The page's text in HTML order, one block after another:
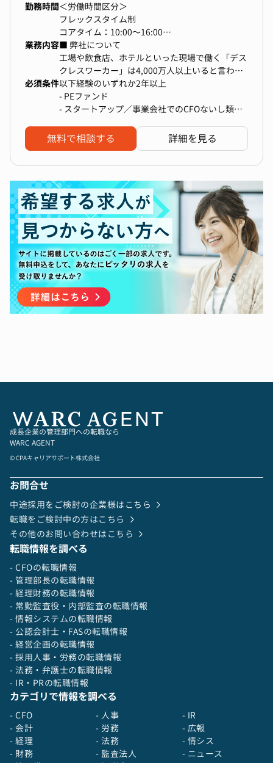
当グループについて
￣￣￣￣￣￣￣￣￣￣￣￣￣￣￣￣￣
創業19年目を迎えた弊社は、4つの事業領域、16
事業にて異業種多角展開しているホールディング
スカンパニーです。
異業種×多角化経営を進めており、自社からのイ
ンキュベーション（新規事業の立ち上げ）や、
M&Aを行い、30期までに100事業の創出を目指し
ています！
構築・改善
・外部パートナー（監査法人・税理士法人・金
融機関など）との連携・対応
===
---
[業務内容：変更の範囲] 会社の定める業務 (※た
だし、業務の都合により変更する場合がある)
---
▼期待する役割とキャリアパス▼
DX・Web制作マッチングプラットフォーム企業
の経営陣の一員として、企業価値の向上・企業フ
ェーズの変化を最前線で体感できるポジションで
す。
勤務時間＜労働時間区分＞
フレックスタイム制
コアタイム：10:00～16:00
フレキシブルタイム：8:00～11:00、16:00～
20:00
休憩時間：60分
時間外労働有無：有
＜標準的な勤務時間帯＞
業務内容■ 弊社について
工場や飲食店、ホテルといった現場で働く「デス
クレスワーカー」は4,000万人以上いると言わ
れ、「新人教育期間が長い」「正しいやり方が伝
わらない」といった課題があります。このような
課題へのソリューションとして現場向け動画 DX
上場企業の導入が決まり、現在も次々と利用企業
が増えています。
理を取り巻くシステムを再構築し、デスクレスワ
ーカー産業全体を変革するという使命をもって、
私達は日々挑戦し続けています。
■ 業務内容
CFOとして、次回エクイティラウンドからIPO、
さらにその後の事業拡大をリードして頂きます。
当社の状況は以下の通りです。
・エクイティ14億円＋デット8億円＝累計22億円
を調達
■ 社内の雰囲気
れ、B/SやP/Lはもちろん、銀行残高も公開されて
・オープンでカジュアルな雰囲気で、部門ごとの
・業務上でも部門間の関わりが多いこともあり、
全員が自律駆動しながら、事業成長にむけて一体
となって動いています。
・「自分で考え自分で動く」という価値観を大切
にしており、出退勤／オフィス／有給など、とに
かく自由で大きな裁量が任されます。
必須条件以下経験のいずれか2年以上
- PEファンド
- スタートアップ／事業会社でのCFOないし類似
無料で相談する 詳細を見る
成長企業の管理部門への転職なら
WARC AGENT
© CPAキャリアサポート株式会社
お問合せ
中途採用をご検討の企業様はこちら
転職をご検討中の方はこちら
その他のお問い合わせはこちら
転職情報を調べる
- CFOの転職情報
- 管理部長の転職情報
- 経理財務の転職情報
- 常勤監査役・内部監査の転職情報
- 情報システムの転職情報
- 公認会計士・FASの転職情報
- 経営企画の転職情報
- 採用人事・労務の転職情報
- 法務・弁護士の転職情報
- IR・PRの転職情報
カテゴリで情報を調べる
- CFO
- 会計
- 経理
- 財務
- 人事
- 労務
- 法務
- 監査法人
- IR
- 広報
- 情シス
- ニュース